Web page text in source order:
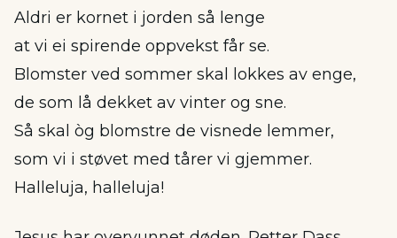
Aldri er kornet i jorden så lenge
at vi ei spirende oppvekst får se.
Blomster ved sommer skal lokkes av enge,
de som lå dekket av vinter og sne.
Så skal òg blomstre de visnede lemmer,
som vi i støvet med tårer vi gjemmer.
Halleluja, halleluja!